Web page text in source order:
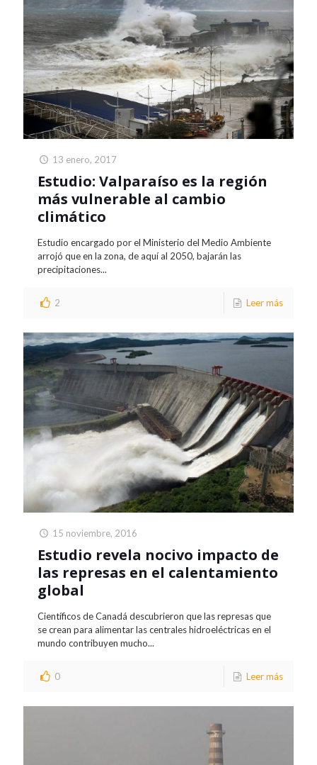
13 enero, 2017
Estudio: Valparaíso es la región
más vulnerable al cambio
climático
Estudio encargado por el Ministerio del Medio Ambiente
arrojó que en la zona, de aquí al 2050, bajarán las
precipitaciones...
2 Leer más
15 noviembre, 2016
Estudio revela nocivo impacto de
las represas en el calentamiento
global
Científicos de Canadá descubrieron que las represas que
se crean para alimentar las centrales hidroeléctricas en el
mundo contribuyen mucho...
0 Leer más